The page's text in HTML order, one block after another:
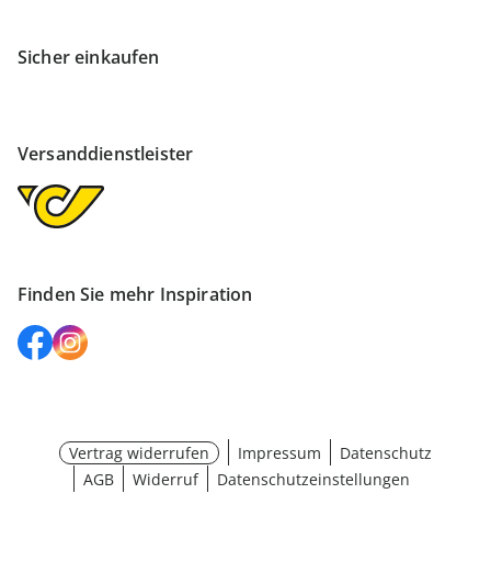
Sicher einkaufen
Versanddienstleister
Finden Sie mehr Inspiration
Vertrag widerrufen Impressum
Datenschutz
AGB
Widerruf Datenschutzeinstellungen